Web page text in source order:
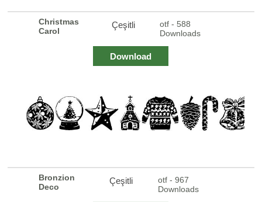
Christmas
Carol
Çeşitli
otf - 588
Downloads
Download
Bronzion
Deco
Çeşitli
otf - 967
Downloads